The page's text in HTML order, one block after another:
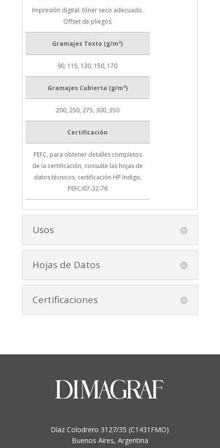
Impresión digital: tóner seco adecuado.
Offset de pliegos
Gramajes Texto (g/m²)
90, 115, 130, 150, 170
Gramajes Cubierta (g/m²)
200, 250, 275, 300, 350
Certificación
PEFC, para obtener detalles completos
de la certificación, consulte las hojas de
datos técnicos, certificación HP Indigo,
PEFC/07-32-76
Usos
Hojas de Datos
Certificaciones
Díaz Colodrero 3127/35 (C1431FMO)
Buenos Aires, Argentina